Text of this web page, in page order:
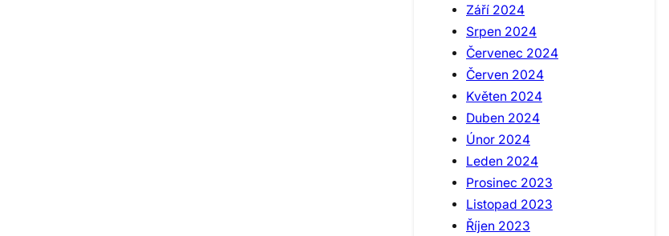
Září 2024
Srpen 2024
Červenec 2024
Červen 2024
Květen 2024
Duben 2024
Únor 2024
Leden 2024
Prosinec 2023
Listopad 2023
Říjen 2023